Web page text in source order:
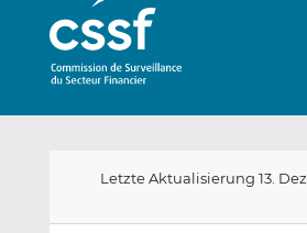
Letzte Aktualisierung 13.